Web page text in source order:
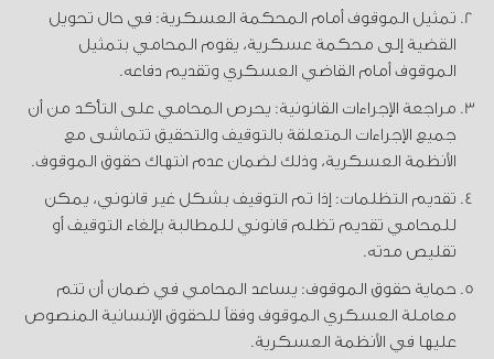
تمثيل الموقوف أمام المحكمة العسكرية: في حال تحويل
القضية إلى محكمة عسكرية، يقوم المحامي بتمثيل
الموقوف أمام القاضي العسكري وتقديم دفاعه.
مراجعة الإجراءات القانونية: يحرص المحامي على التأكد من أن
جميع الإجراءات المتعلقة بالتوقيف والتحقيق تتماشى مع
الأنظمة العسكرية، وذلك لضمان عدم انتهاك حقوق الموقوف.
تقديم التظلمات: إذا تم التوقيف بشكل غير قانوني، يمكن
للمحامي تقديم تظلم قانوني للمطالبة بإلغاء التوقيف أو
تقليص مدته.
حماية حقوق الموقوف: يساعد المحامي في ضمان أن تتم
معاملة العسكري الموقوف وفقاً للحقوق الإنسانية المنصوص
عليها في الأنظمة العسكرية.